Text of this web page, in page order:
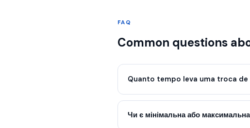
FAQ
Common questions
Quanto tempo leva uma troca de
Чи є мінімальна або